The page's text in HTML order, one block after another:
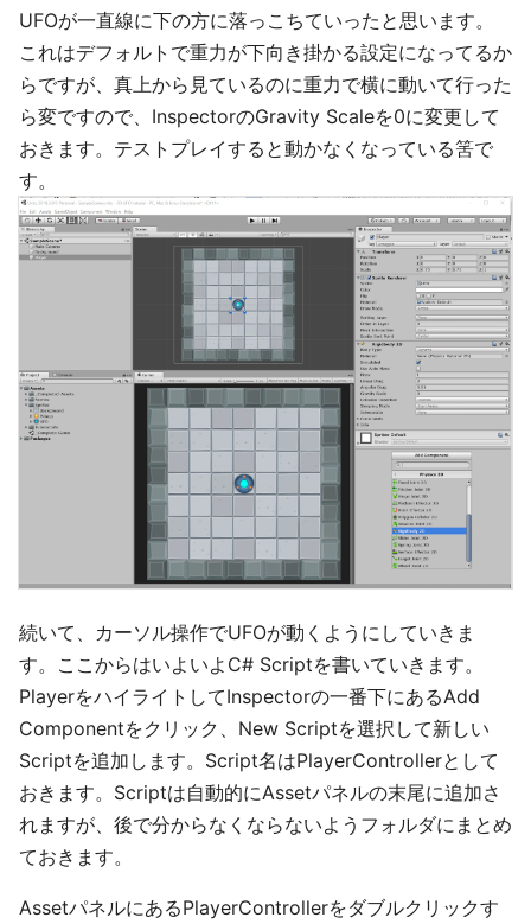
UFOが一直線に下の方に落っこちていったと思います。
これはデフォルトで重力が下向き掛かる設定になってるか
らですが、真上から見ているのに重力で横に動いて行った
ら変ですので、InspectorのGravity Scaleを0に変更して
おきます。テストプレイすると動かなくなっている筈で
す。
続いて、カーソル操作でUFOが動くようにしていきま
す。ここからはいよいよC# Scriptを書いていきます。
PlayerをハイライトしてInspectorの一番下にあるAdd
Componentをクリック、New Scriptを選択して新しい
Scriptを追加します。Script名はPlayerControllerとして
おきます。Scriptは自動的にAssetパネルの末尾に追加さ
れますが、後で分からなくならないようフォルダにまとめ
ておきます。
AssetパネルにあるPlayerControllerをダブルクリックす